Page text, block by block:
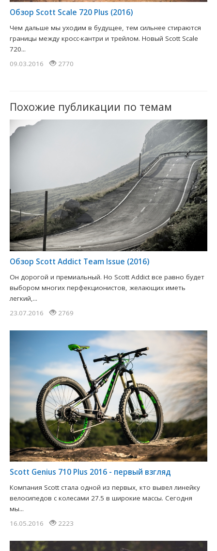
Обзор Scott Scale 720 Plus (2016)
Чем дальше мы уходим в будущее, тем сильнее стираются
границы между кросс-кантри и трейлом. Новый Scott Scale
720...
09.03.2016
2770
Похожие публикации по темам
Обзор Scott Addict Team Issue (2016)
Он дорогой и премиальный. Но Scott Addict все равно будет
выбором многих перфекционистов, желающих иметь
легкий,...
23.07.2016
2769
Scott Genius 710 Plus 2016 - первый взгляд
Компания Scott стала одной из первых, кто вывел линейку
велосипедов с колесами 27.5 в широкие массы. Сегодня
мы...
16.05.2016
2223